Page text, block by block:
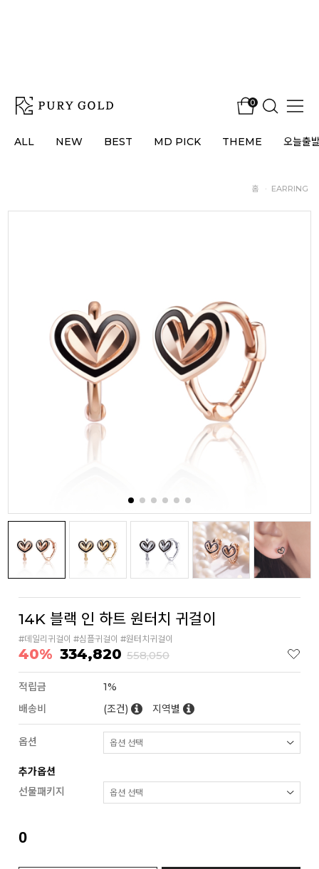
0
ALL NEW BEST MD PICK THEME 오늘출
홈 · EARRING
14K 블랙 인 하트 원터치 귀걸이
#데일리귀걸이 #심플귀걸이 #원터치귀걸이
40% 334,820 558,050
적립금
1%
배송비
(조건) 지역별
옵션
추가옵션
선물패키지
0